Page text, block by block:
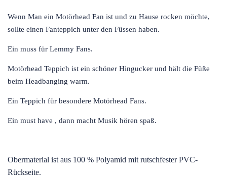
Wenn Man ein Motörhead Fan ist und zu Hause rocken möchte,
sollte einen Fanteppich unter den Füssen haben.
Ein muss für Lemmy Fans.
Motörhead Teppich ist ein schöner Hingucker und hält die Füße
beim Headbanging warm.
Ein Teppich für besondere Motörhead Fans.
Ein must have , dann macht Musik hören spaß.
Obermaterial ist aus 100 % Polyamid mit rutschfester PVC-
Rückseite.